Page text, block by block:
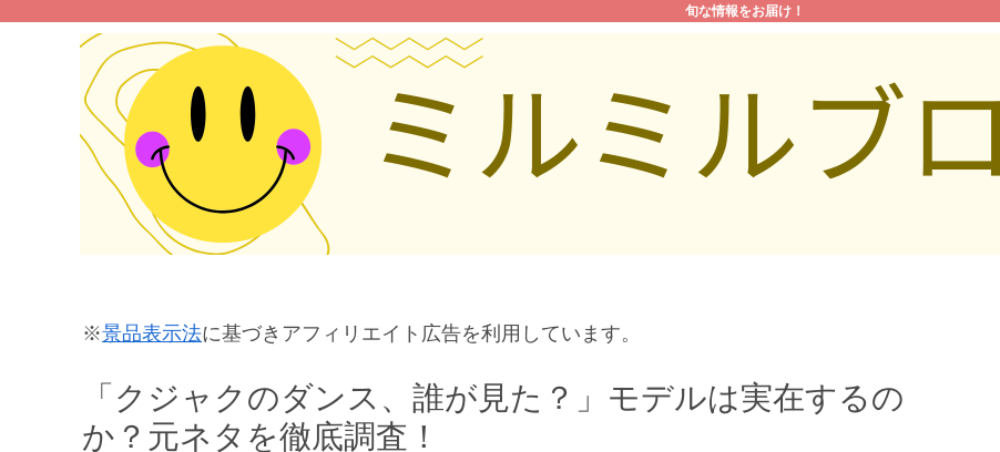
旬な情報をお届け！
※景品表示法に基づきアフィリエイト広告を利用しています。
「クジャクのダンス、誰が見た？」モデルは実在するの
か？元ネタを徹底調査！